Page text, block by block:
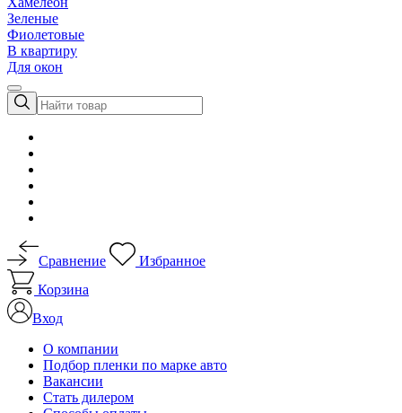
Зеленые
Фиолетовые
В квартиру
Для окон
Сравнение
Избранное
Корзина
Вход
О компании
Подбор пленки по марке авто
Вакансии
Стать дилером